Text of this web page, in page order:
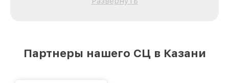
каждого пользователя продукции EOTech, вне
лучшим сервисным центром EOTech в городе
Партнеры нашего СЦ в Казани